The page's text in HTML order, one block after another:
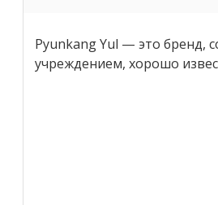
Pyunkang Yul — это бренд,
учреждением, хорошо